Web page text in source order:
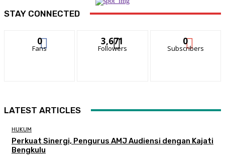
STAY CONNECTED
0
Fans
3,671
Followers
0
Subscribers
LATEST ARTICLES
HUKUM
Perkuat Sinergi, Pengurus AMJ Audiensi dengan Kajati
Bengkulu